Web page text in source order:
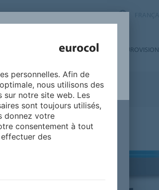
INSPIRATION ET
RÉFÉRENCES
EUROVISION
personnelles. Afin de
nous utilisons des
sur notre site web. Les
sont toujours utilisés,
donnez votre
consentement à tout
des